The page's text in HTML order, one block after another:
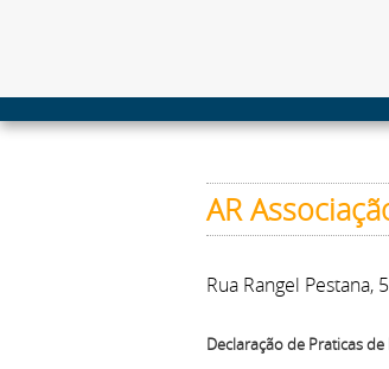
AR
Rua Rangel Pestana,
Declaração de Praticas